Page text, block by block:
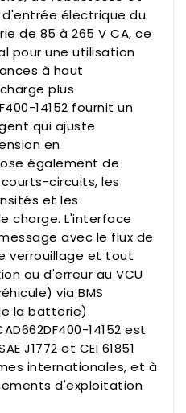
électrique du
de 85 à 265 V CA, ce
pour une utilisation
à haut
plus
14152 fournit un
qui ajuste
en
également de
circuits, les
et les
charge. L'interface
avec le flux de
verrouillage et tout
ou d'erreur au VCU
via BMS
la batterie).
14152 est
J1772 et CEI 61851
internationales, et à
d'exploitation